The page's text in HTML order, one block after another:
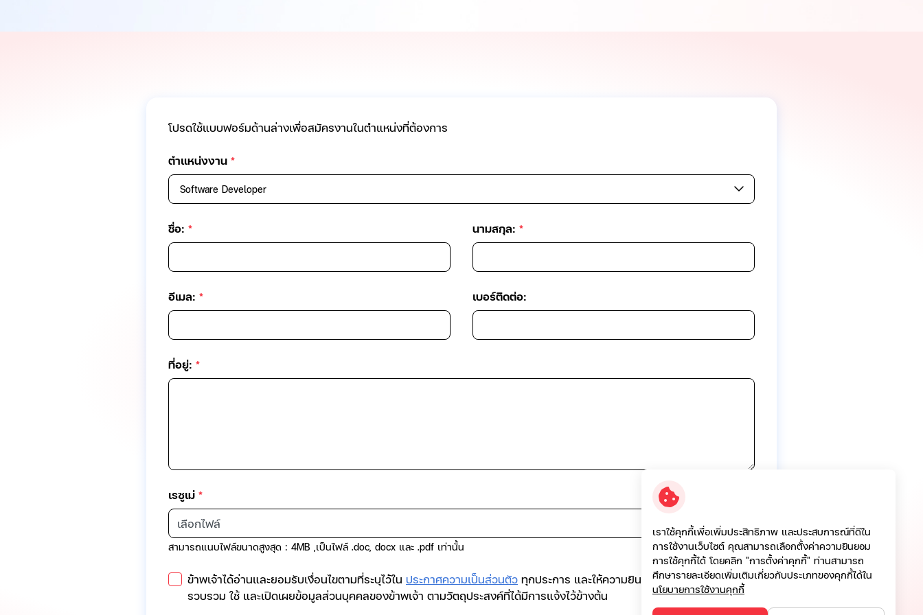
โปรดใช้แบบฟอร์มด้านล่างเพื่อสมัครงานในตำแหน่งที่ต้องการ
ตำแหน่งงาน *
Software Developer
ชื่อ: * นามสกุล: *
อีเมล: * เบอร์ติดต่อ:
ที่อยู่: *
เรซูเม่ *
เลือกไฟล์
สามารถแนบไฟล์ขนาดสูงสุด : 4MB ,เป็นไฟล์ .doc, docx และ .pdf เท่านั้น
ข้าพเจ้าได้อ่านและยอมรับเงื่อนไขตามที่ระบุไว้ใน ประกาศความเป็นส่วนตัว ทุกประการ และให้ความยินยอมในการเก็บ
รวบรวม ใช้ และเปิดเผยข้อมูลส่วนบุคคลของข้าพเจ้า ตามวัตถุประสงค์ที่ได้มีการแจ้งไว้ข้างต้น
เราใช้คุกกี้เพื่อเพิ่มประสิทธิภาพ และประสบการณ์ที่ดีใน
การใช้งานเว็บไซต์ คุณสามารถเลือกตั้งค่าความยินยอม
การใช้คุกกี้ได้ โดยคลิก "การตั้งค่าคุกกี้" ท่านสามารถ
ศึกษารายละเอียดเพิ่มเติมเกี่ยวกับประเภทของคุกกี้ได้ใน
นโยบายการใช้งานคุกกี้